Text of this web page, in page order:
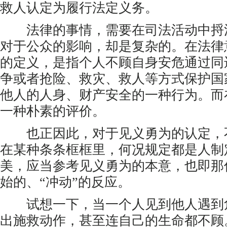
救人认定为履行法定义务。
法律的事情，需要在司法活动中捋
对于公众的影响，却是复杂的。在法
的定义，是指个人不顾自身安危通过
争或者抢险、救灾、救人等方式保护
他人的人身、财产安全的一种行为。
一种朴素的评价。
也正因此，对于见义勇为的认定，
在某种条条框框里，何况规定都是人
美，应当参考见义勇为的本意，也即
始的、“冲动”的反应。
试想一下，当一个人见到他人遇到
出施救动作，甚至连自己的生命都不